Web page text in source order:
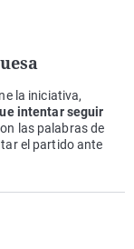
la iniciativa,
intentar seguir
las palabras de
el partido ante